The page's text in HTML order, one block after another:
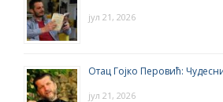
јул 21, 2026
Отац Гојко Перовић:
јул 21, 2026